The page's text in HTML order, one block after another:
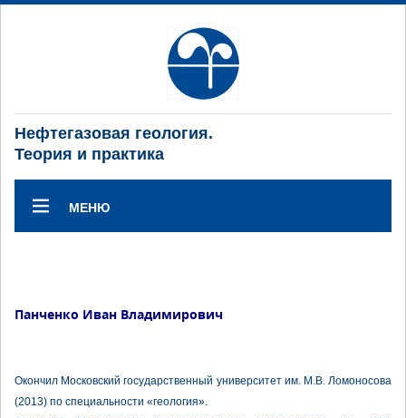
Нефтегазовая геология.
Теория и практика
МЕНЮ
Панченко Иван Владимирович
Окончил Московский государственный университет им. М.В. Ломоносова
(2013) по специальности «геология».